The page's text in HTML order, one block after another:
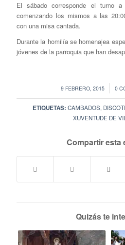
El sábado corresponde el turno
comenzando los mismos a las
con una misa cantada.
Durante la homilía se homenajea
jóvenes de la parroquia que han
9 FEBRERO, 2015
/ 0
ETIQUETAS: CAMBADOS,
XUVENTUDE DE
Compartir esta
Quizás te